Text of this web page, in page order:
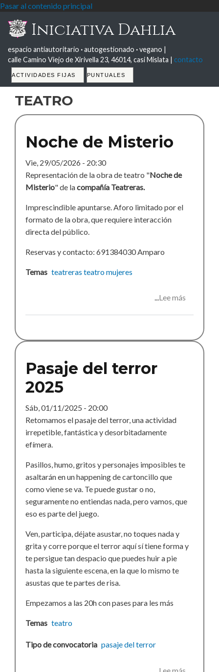
Pasar al contenido principal
Iniciativa Dahlia
espacio antiautoritario ·autogestionado ·vegano |
calle Camino Viejo de Xirivella 23, 46014, casi Mislata | contacto
Tabs
ACTIVIDADES FIJAS PUNTUALES
teatro
Noche de Misterio
Vie, 29/05/2026 - 20:30
Representación de la obra de teatro "Noche de
Misterio" de lacompañía Teatreras.
Imprescindible apuntarse. Aforo limitado por el
formato de la obra, que requiere interacción
directa del público.
Reservas y contacto: 691384030 Amparo
Temas teatreras teatromujeres
Lee más
Misterio
Pasaje del terror
2025
Sáb, 01/11/2025 - 20:00
Retomamos el pasaje del terror, una actividad
irrepetible, fantástica y desorbitadamente
efímera.
Pasillos, humo, gritos y personajes imposibles te
asaltarán en un happening de cartoncillo que
como viene se va. Te puede gustar o no,
seguramente no entiendas nada, pero vamos, que
eso es parte del juego.
Ven, participa, déjate asustar, no toques nada y
grita y corre porque el terror aquí sí tiene forma y
te persigue tan despacio que puedes huir a pie
hasta la siguiente escena, en la que lo mismo te
asustas que te partes de risa.
Empezamos a las 20h con pases para les más
Temas teatro
Tipo de convocatoria pasaje del terror
Lee más